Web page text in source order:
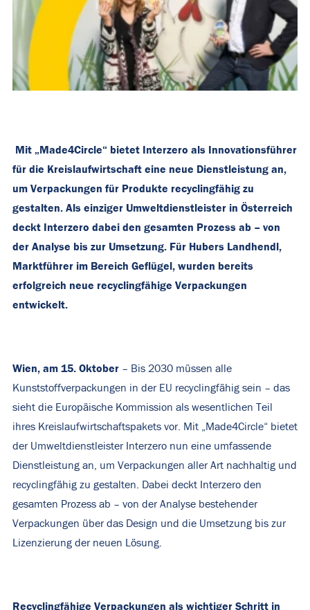
Mit „Made4Circle“ bietet Interzero als Innovationsführer
für die Kreislaufwirtschaft eine neue Dienstleistung an,
um Verpackungen für Produkte recyclingfähig zu
gestalten. Als einziger Umweltdienstleister in Österreich
deckt Interzero dabei den gesamten Prozess ab – von
der Analyse bis zur Umsetzung. Für Hubers Landhendl,
Marktführer im Bereich Geflügel, wurden bereits
erfolgreich neue recyclingfähige Verpackungen
entwickelt.
Wien, am 15. Oktober – Bis 2030 müssen alle
Kunststoffverpackungen in der EU recyclingfähig sein – das
sieht die Europäische Kommission als wesentlichen Teil
ihres Kreislaufwirtschaftspakets vor. Mit „Made4Circle“ bietet
der Umweltdienstleister Interzero nun eine umfassende
Dienstleistung an, um Verpackungen aller Art nachhaltig und
recyclingfähig zu gestalten. Dabei deckt Interzero den
gesamten Prozess ab – von der Analyse bestehender
Verpackungen über das Design und die Umsetzung bis zur
Lizenzierung der neuen Lösung.
Recyclingfähige Verpackungen als wichtiger Schritt in